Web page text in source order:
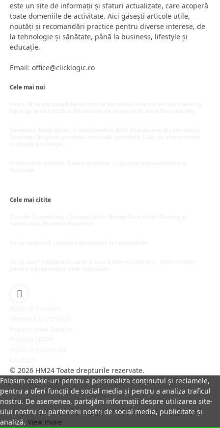
este un site de informații și sfaturi actualizate, care acoperă
toate domeniile de activitate. Aici găsești articole utile,
noutăți și recomandări practice pentru diverse interese, de
la tehnologie și sănătate, până la business, lifestyle și
educație.
Email: office@clicklogic.ro
Cele mai noi
Cele mai citite
Facebook
© 2026 HM24 Toate drepturile rezervate.
Folosim cookie-uri pentru a personaliza conținutul și reclamele,
pentru a oferi funcții de social media și pentru a analiza traficul
nostru. De asemenea, partajăm informații despre utilizarea site-
ului nostru cu partenerii noștri de social media, publicitate și
analiză. View more